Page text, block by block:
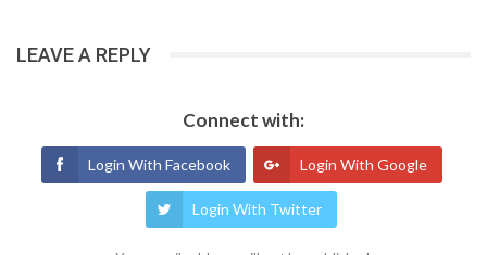
LEAVE A REPLY
Connect with:
Login With Facebook Login With Google
Login With Twitter